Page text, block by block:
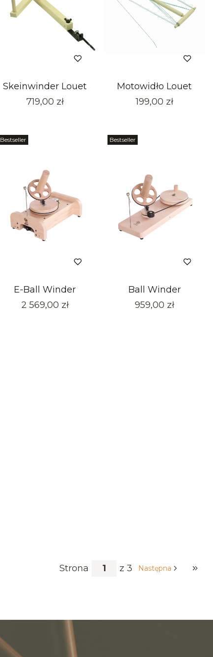
Skeinwinder Louet
Cena
719,00 zł
Motowidło Louet
Cena
199,00 zł
Bestseller
E-Ball Winder
Cena
2 569,00 zł
Bestseller
Ball Winder
Cena
959,00 zł
Strona z 3 Następna